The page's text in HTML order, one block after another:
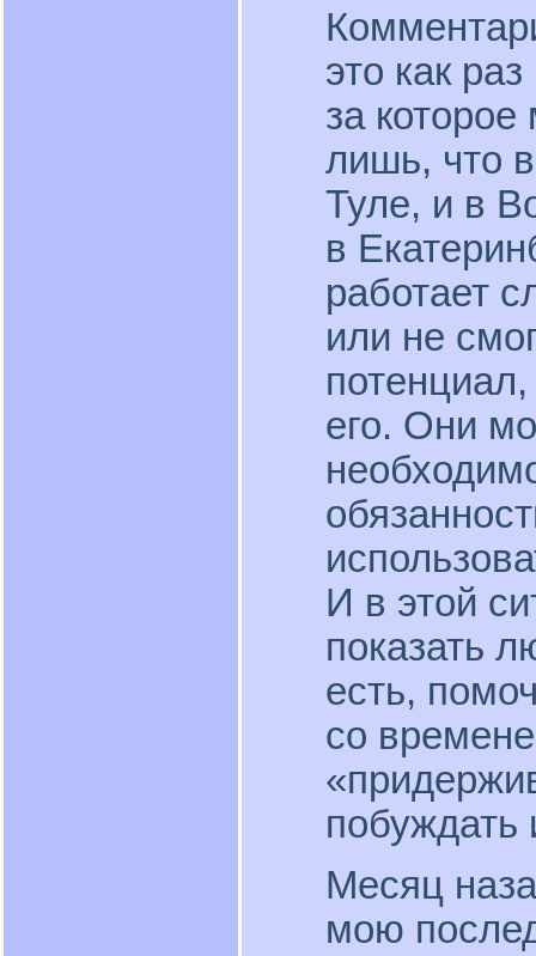
это как
за
лишь, что
Туле, и в
в
работает
или не
его. Они
И в этой
показать
есть,
со
побуждать
Месяц
мою